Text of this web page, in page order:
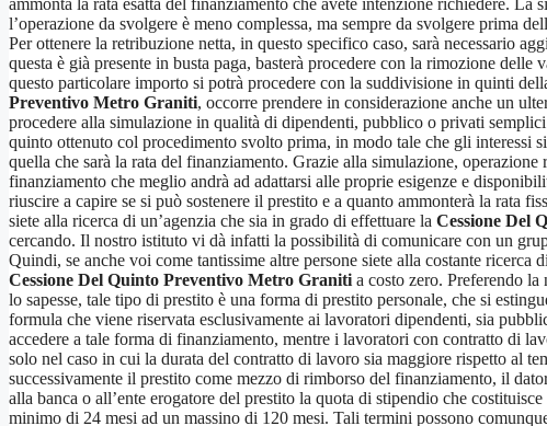
ammonta la rata esatta del finanziamento che avete intenzione richiedere. La
l’operazione da svolgere è meno complessa, ma sempre da svolgere prima
Per ottenere la retribuzione netta, in questo specifico caso, sarà necessario
questa è già presente in busta paga, basterà procedere con la rimozione
questo particolare importo si potrà procedere con la suddivisione in quinti
Preventivo Metro Graniti, occorre prendere in considerazione anche un
procedere alla simulazione in qualità di dipendenti, pubblico o privati
quinto ottenuto col procedimento svolto prima, in modo tale che gli interessi
quella che sarà la rata del finanziamento. Grazie alla simulazione,
finanziamento che meglio andrà ad adattarsi alle proprie esigenze e
riuscire a capire se si può sostenere il prestito e a quanto ammonterà la rata
siete alla ricerca di un’agenzia che sia in grado di effettuare la Cessione Del
cercando. Il nostro istituto vi dà infatti la possibilità di comunicare con un
Quindi, se anche voi come tantissime altre persone siete alla costante
Cessione Del Quinto Preventivo Metro Graniti a costo zero. Preferendo
lo sapesse, tale tipo di prestito è una forma di prestito personale, che si
formula che viene riservata esclusivamente ai lavoratori dipendenti, sia
accedere a tale forma di finanziamento, mentre i lavoratori con contratto di
solo nel caso in cui la durata del contratto di lavoro sia maggiore rispetto al
successivamente il prestito come mezzo di rimborso del finanziamento, il
alla banca o all’ente erogatore del prestito la quota di stipendio che
minimo di 24 mesi ad un massino di 120 mesi. Tali termini possono